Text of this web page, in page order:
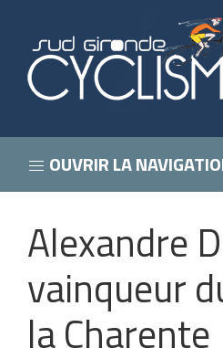
OUVRIR LA
Alexandre
vainqueur
la Charente